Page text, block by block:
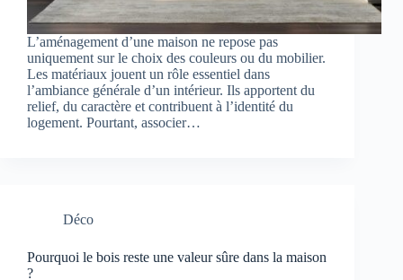
L’aménagement d’une maison ne repose pas
uniquement sur le choix des couleurs ou du mobilier.
Les matériaux jouent un rôle essentiel dans
l’ambiance générale d’un intérieur. Ils apportent du
relief, du caractère et contribuent à l’identité du
logement. Pourtant, associer…
Déco
Pourquoi le bois reste une valeur sûre dans la maison
?